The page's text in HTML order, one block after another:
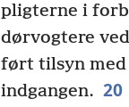
pligterne i
dørvogtere
ført tilsyn med
indgangen. 20